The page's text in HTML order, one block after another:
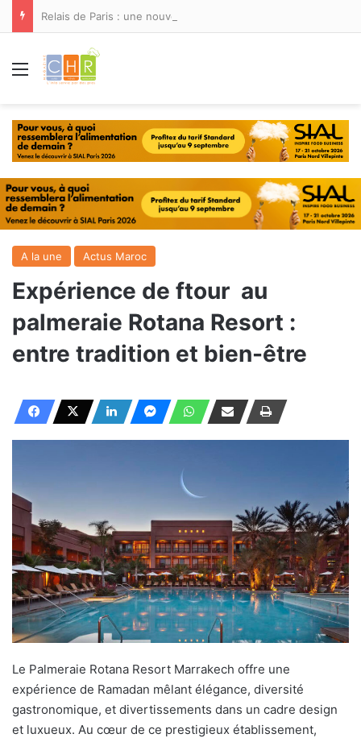
Menu
A la une Actus Maroc
Expérience de ftour au
palmeraie Rotana Resort :
entre tradition et bien-être
Le Palmeraie Rotana Resort Marrakech offre une
expérience de Ramadan mêlant élégance, diversité
gastronomique, et divertissements dans un cadre design
et luxueux. Au cœur de ce prestigieux établissement,